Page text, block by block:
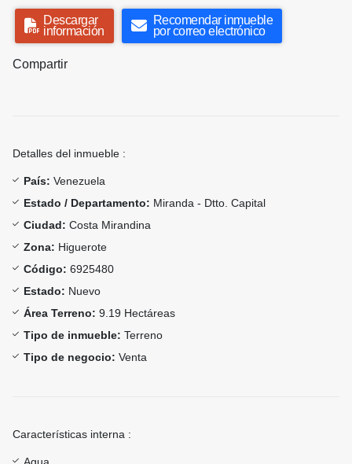
Descargar
información
Recomendar inmueble
por correo electrónico
Compartir
Detalles del inmueble :
País: Venezuela
Estado / Departamento: Miranda - Dtto. Capital
Ciudad: Costa Mirandina
Zona: Higuerote
Código: 6925480
Estado: Nuevo
Área Terreno: 9.19 Hectáreas
Tipo de inmueble: Terreno
Tipo de negocio: Venta
Características interna :